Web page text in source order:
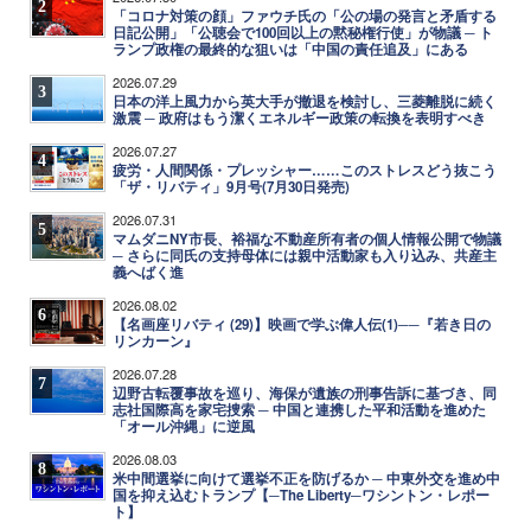
2
「コロナ対策の顔」ファウチ氏の「公の場の発言と矛盾する
日記公開」「公聴会で100回以上の黙秘権行使」が物議 ─ ト
ランプ政権の最終的な狙いは「中国の責任追及」にある
3 2026.07.29
日本の洋上風力から英大手が撤退を検討し、三菱離脱に続く
激震 ─ 政府はもう潔くエネルギー政策の転換を表明すべき
4 2026.07.27
疲労・人間関係・プレッシャー……このストレスどう抜こう
「ザ・リバティ」9月号(7月30日発売)
5 2026.07.31
マムダニNY市長、裕福な不動産所有者の個人情報公開で物議
─ さらに同氏の支持母体には親中活動家も入り込み、共産主
義へばく進
6 2026.08.02
【名画座リバティ (29)】映画で学ぶ偉人伝(1)──『若き日の
リンカーン』
7 2026.07.28
辺野古転覆事故を巡り、海保が遺族の刑事告訴に基づき、同
志社国際高を家宅捜索 ─ 中国と連携した平和活動を進めた
「オール沖縄」に逆風
8 2026.08.03
米中間選挙に向けて選挙不正を防げるか ─ 中東外交を進め中
国を抑え込むトランプ【─The Liberty─ワシントン・レポー
ト】